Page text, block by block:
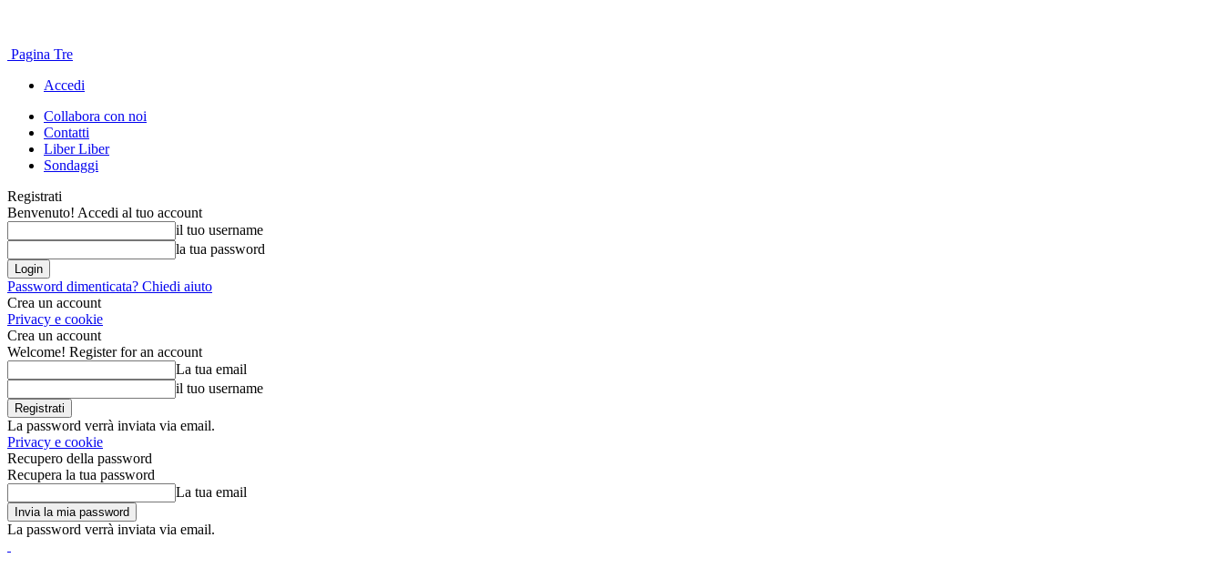
Pagina Tre
Accedi
Collabora con noi
Contatti
Liber Liber
Sondaggi
Registrati
Benvenuto! Accedi al tuo account
il tuo username
la tua password
Password dimenticata? Chiedi aiuto
Crea un account
Privacy e cookie
Crea un account
Welcome! Register for an account
La tua email
il tuo username
La password verrà inviata via email.
Privacy e cookie
Recupero della password
Recupera la tua password
La tua email
La password verrà inviata via email.